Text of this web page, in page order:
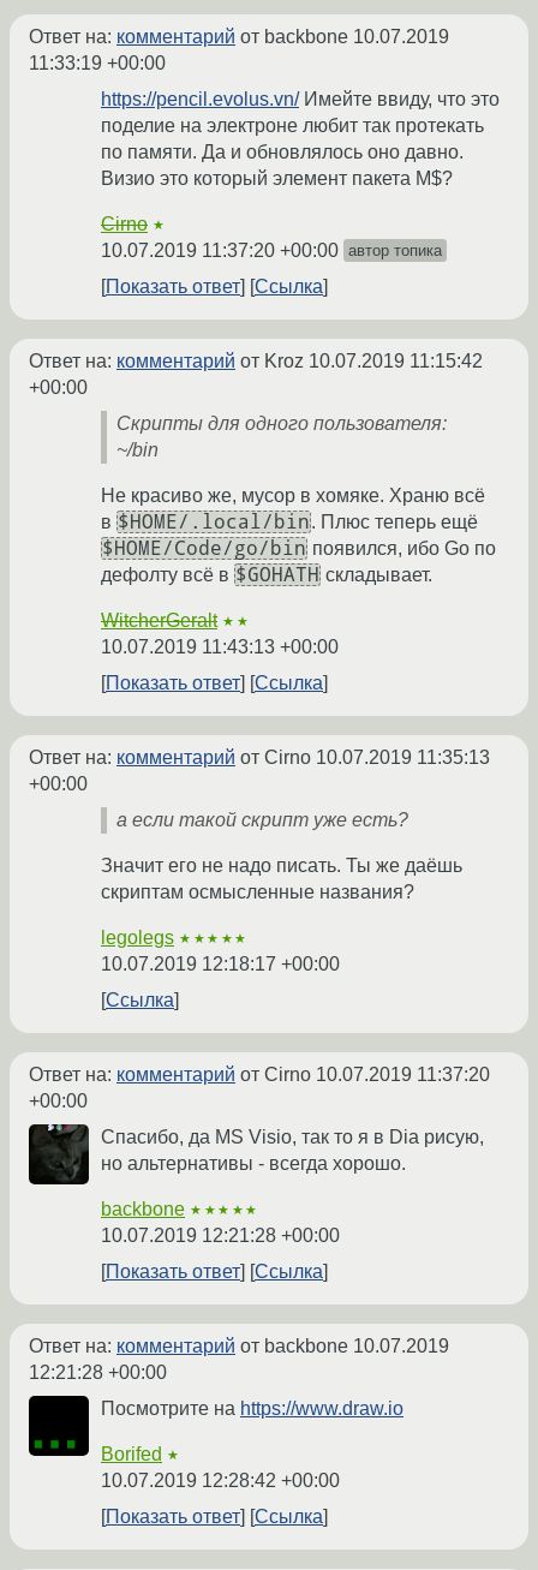
Ответ на: комментарий от backbone 10.07.2019
11:33:19 +00:00
https://pencil.evolus.vn/Имейте ввиду, что это
поделие на электроне любит так протекать
по памяти. Да и обновлялось оно давно.
Визио это который элемент пакета M$?
Cirno ★
10.07.2019 11:37:20 +00:00 автор топика
Показать ответ Ссылка
Ответ на: комментарий от Kroz 10.07.2019 11:15:42
+00:00
Скрипты для одного пользователя:
~/bin
Не красиво же, мусор в хомяке. Храню всё
в $HOME/.local/bin. Плюс теперь ещё
$HOME/Code/go/bin появился, ибо Go по
дефолту всё в $GOHATH складывает.
WitcherGeralt ★★
10.07.2019 11:43:13 +00:00
Показать ответ
Ссылка
Ответ на: комментарий от Cirno 10.07.2019 11:35:13
+00:00
а если такой скрипт уже есть?
Значит его не надо писать. Ты же даёшь
скриптам осмысленные названия?
legolegs ★★★★★
10.07.2019 12:18:17 +00:00
Ссылка
Ответ на: комментарий от Cirno 10.07.2019 11:37:20
+00:00
Спасибо, да MS Visio, так то я в Dia рисую,
но альтернативы - всегда хорошо.
backbone ★★★★★
10.07.2019 12:21:28 +00:00
Показать ответ
Ссылка
Ответ на: комментарий от backbone 10.07.2019
12:21:28 +00:00
Посмотрите на https://www.draw.io
Borifed ★
10.07.2019 12:28:42 +00:00
Показать ответ
Ссылка